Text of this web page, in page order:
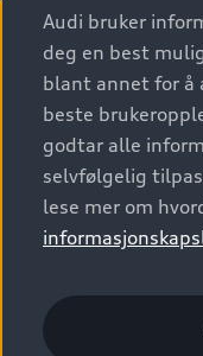
Elbiler
SUV
Stasjonsvogn
Sportback
S/RS
Konseptbiler og
Biler på lager
Finn forhandler
Bestill prøvekjøring
Kontakt forhandler
Bilgarantier
Behold nybilfølelsen
Audi Originalt
Verkstedtjenester
Digitale
Audi digitale
Audi connect
Functions on
Kom i gang med
Audi Norge
Kundeservice
Audi Driving
© 2026 AUDI
Imprint
Audi bruker
deg en best
blant annet for å
beste
godtar alle
selvfølgelig
lese mer om